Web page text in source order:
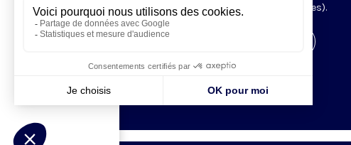
matin (Laudes) et l’office du soir (Vêpres).